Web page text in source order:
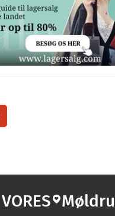
VORES